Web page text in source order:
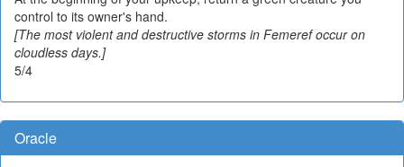
control to its owner's hand.
[The most violent and destructive storms in Femeref occur on
cloudless days.]
5/4
Oracle